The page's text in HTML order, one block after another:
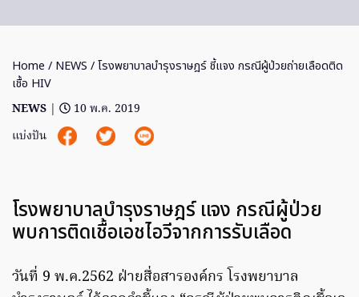
Home / NEWS / โรงพยาบาลบำรุงราษฎร์ ชี้แจง กรณีผู้ป่วยถ่ายเลือดติด
เชื้อ HIV
NEWS |
10 พ.ค. 2019
แบ่งปัน
โรงพยาบาลบำรุงราษฎร์ แจง กรณีผู้ป่วย
พบการติดเชื้อเอชไอวีจากการรับเลือด
วันที่ 9 พ.ค.2562 ฝ่ายสื่อสารองค์กร โรงพยาบาล